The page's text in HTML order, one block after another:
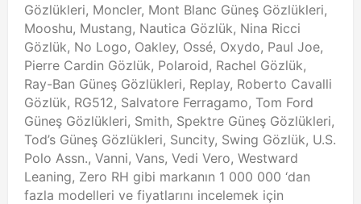
Gözlükleri, Moncler, Mont Blanc Güneş Gözlükleri,
Mooshu, Mustang, Nautica Gözlük, Nina Ricci
Gözlük, No Logo, Oakley, Ossé, Oxydo, Paul Joe,
Pierre Cardin Gözlük, Polaroid, Rachel Gözlük,
Ray-Ban Güneş Gözlükleri, Replay, Roberto Cavalli
Gözlük, RG512, Salvatore Ferragamo, Tom Ford
Güneş Gözlükleri, Smith, Spektre Güneş Gözlükleri,
Tod’s Güneş Gözlükleri, Suncity, Swing Gözlük, U.S.
Polo Assn., Vanni, Vans, Vedi Vero, Westward
Leaning, Zero RH gibi markanın 1 000 000 ‘dan
fazla modelleri ve fiyatlarını incelemek için